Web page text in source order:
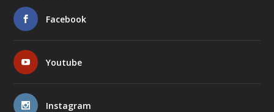
Facebook
Youtube
Instagram